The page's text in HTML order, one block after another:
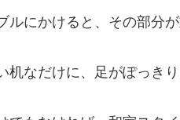
ルにかけると、その部分
机なだけに、足がぽっき